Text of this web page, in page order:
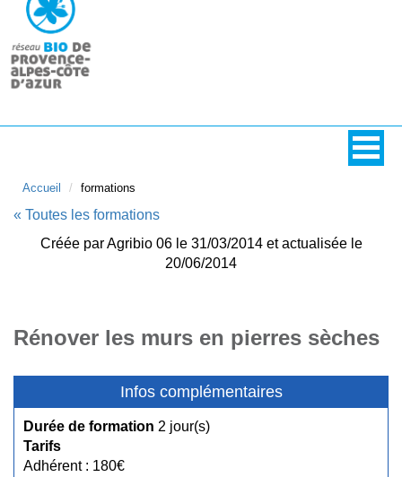
Accueil formations
« Toutes les formations
Créée par Agribio 06 le 31/03/2014 et actualisée le
20/06/2014
Rénover les murs en pierres sèches
Infos complémentaires
Durée de formation 2 jour(s)
Tarifs
Adhérent : 180€